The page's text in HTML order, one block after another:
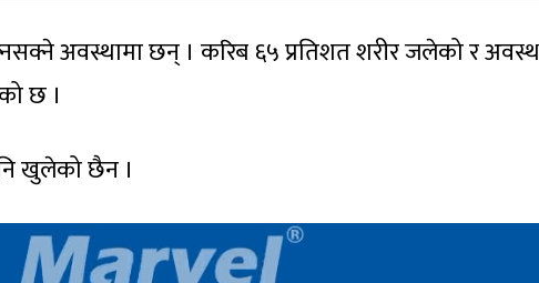
अवस्थामा छन् । करिब ६५ प्रतिशत शरीर जलेको र
छ ।
खुलेको छैन ।